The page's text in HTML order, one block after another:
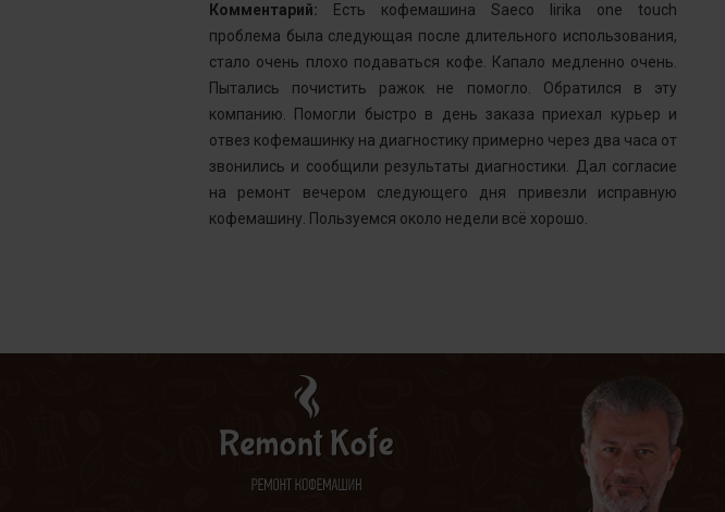
Комментарий: Есть кофемашина Saeco lirika one touch
проблема была следующая после длительного использования,
стало очень плохо подаваться кофе. Капало медленно очень.
Пытались почистить ражок не помогло. Обратился в эту
компанию. Помогли быстро в день заказа приехал курьер и
отвез кофемашинку на диагностику примерно через два часа от
звонились и сообщили результаты диагностики. Дал согласие
на ремонт вечером следующего дня привезли исправную
кофемашину. Пользуемся около недели всё хорошо.